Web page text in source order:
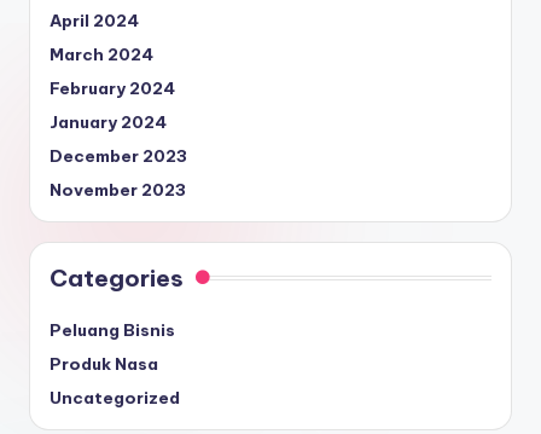
April 2024
March 2024
February 2024
January 2024
December 2023
November 2023
Categories
Peluang Bisnis
Produk Nasa
Uncategorized